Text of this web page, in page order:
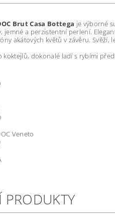
Brut Casa Bottega je výborné
jemné a perzistentní perlení.
akátových květů v závěru.
dokonalé ladí s rybími
Veneto
PRODUKTY